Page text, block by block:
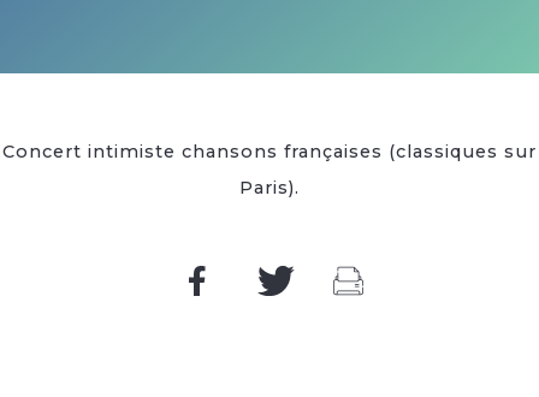
Concert intimiste chansons françaises (classiques sur
Paris).